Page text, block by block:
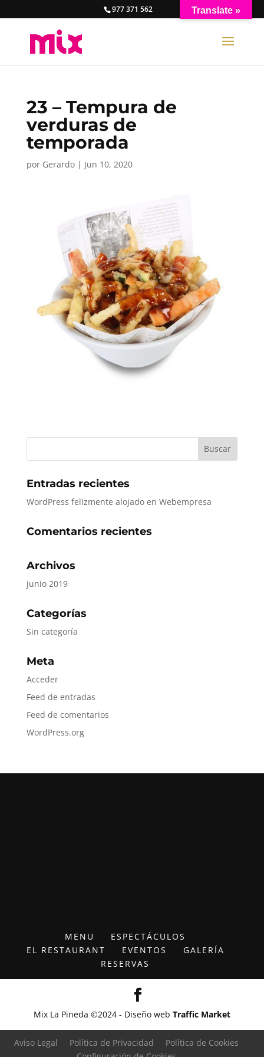
977 371 562
23 – Tempura de
verduras de
temporada
por Gerardo| Jun 10, 2020
Entradas recientes
WordPress felizmente alojado en Webempresa
Comentarios recientes
Archivos
junio 2019
Categorías
Sin categoría
Meta
Acceder
Feed de entradas
Feed de comentarios
WordPress.org
MENU
ESPECTÁCULOS
EL RESTAURANT
EVENTOS
GALERÍA
RESERVAS
Mix La Pineda ©2024 - Diseño web Traffic Market
Translate »
Aviso Legal Política de Privacidad
Política de Cookies